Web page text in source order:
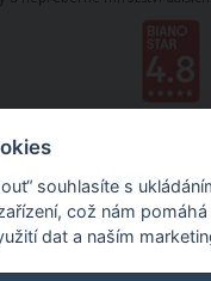
souhlasíte s
což nám pomáhá
dat a naším